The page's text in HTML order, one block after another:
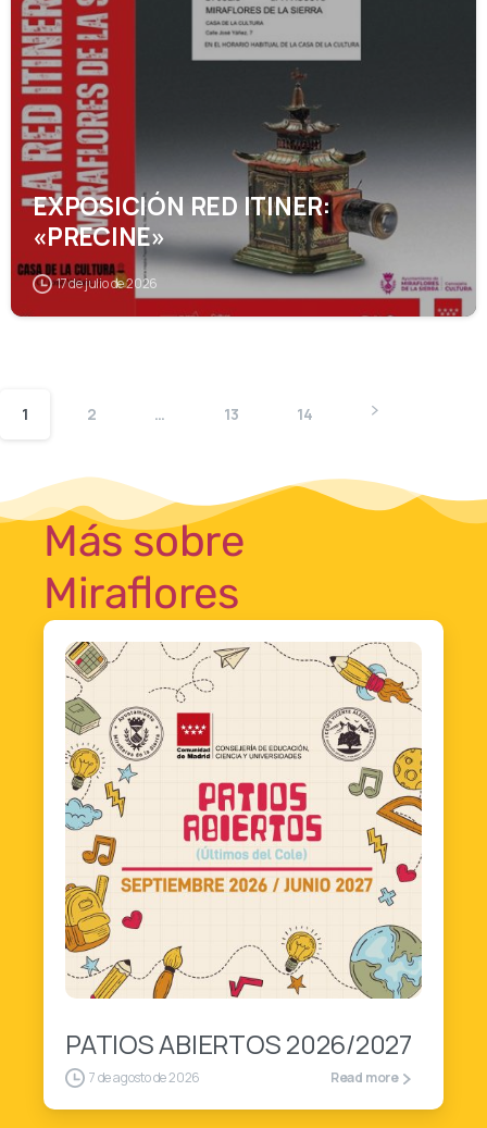
EXPOSICIÓN RED ITINER:
«PRECINE»
17 de julio de 2026
1 2 … 13 14
Más sobre
Miraflores
11
PATIOS ABIERTOS 2026/2027
7 de agosto de 2026 Read more